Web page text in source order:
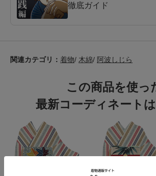
徹底ガイド
関連カテゴリ： 着物/ 木綿/ 阿波しじら
この商品を使っ
最新コーディネート